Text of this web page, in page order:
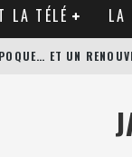
LA TÉLÉ LA
ET UN
DE ZACK SNYDER